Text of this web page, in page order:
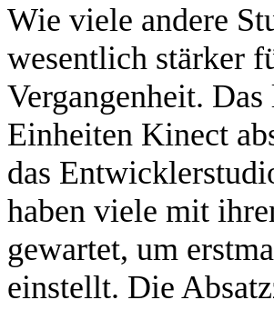
Wie viele andere
wesentlich stärker
Vergangenheit.
Einheiten Kinect
das
haben viele mit
gewartet, um
einstellt. Die